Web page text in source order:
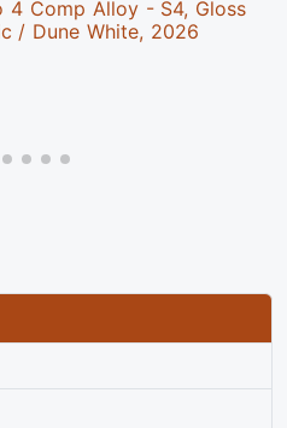
4 Comp Alloy - S4, Gloss
/ Dune White, 2026